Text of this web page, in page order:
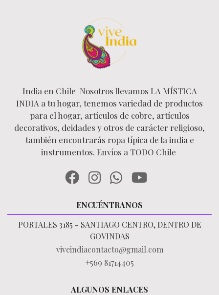
India en Chile Nosotros llevamos LA MÍSTICA
INDIA a tu hogar, tenemos variedad de productos
para el hogar, artículos de cobre, artículos
decorativos, deidades y otros de carácter religioso,
también encontrarás ropa típica de la india e
instrumentos. Envíos a TODO Chile
ENCUÉNTRANOS
PORTALES 3185 - SANTIAGO CENTRO, DENTRO DE
GOVINDAS
viveindiacontacto@gmail.com
+569 81714405
ALGUNOS ENLACES